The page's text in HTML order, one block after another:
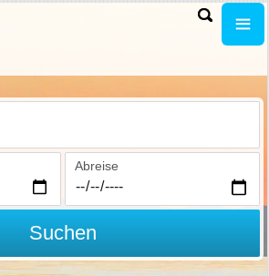
Abreise
Suchen